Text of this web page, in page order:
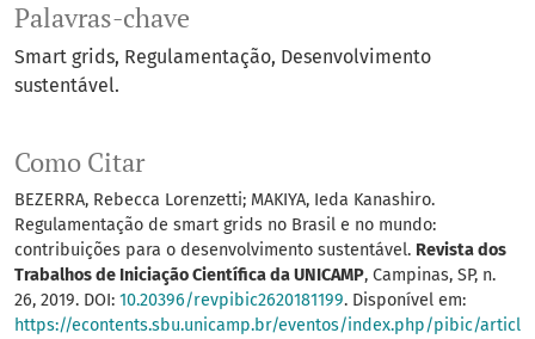
Palavras-chave
Smart grids Regulamentação Desenvolvimento
sustentável.
Como Citar
BEZERRA, Rebecca Lorenzetti; MAKIYA, Ieda Kanashiro.
Regulamentação de smart grids no Brasil e no mundo:
contribuições para o desenvolvimento sustentável. Revista dos
Trabalhos de Iniciação Científica da UNICAMP, Campinas, SP, n.
26, 2019. DOI: 10.20396/revpibic2620181199. Disponível em:
https://econtents.sbu.unicamp.br/eventos/index.php/pibic/articl